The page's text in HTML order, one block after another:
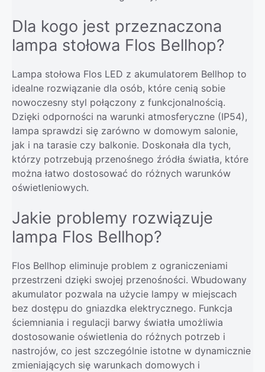
Dla kogo jest przeznaczona
lampa stołowa Flos Bellhop?
Lampa stołowa Flos LED z akumulatorem Bellhop to
idealne rozwiązanie dla osób, które cenią sobie
nowoczesny styl połączony z funkcjonalnością.
Dzięki odporności na warunki atmosferyczne (IP54),
lampa sprawdzi się zarówno w domowym salonie,
jak i na tarasie czy balkonie. Doskonała dla tych,
którzy potrzebują przenośnego źródła światła, które
można łatwo dostosować do różnych warunków
oświetleniowych.
Jakie problemy rozwiązuje
lampa Flos Bellhop?
Flos Bellhop eliminuje problem z ograniczeniami
przestrzeni dzięki swojej przenośności. Wbudowany
akumulator pozwala na użycie lampy w miejscach
bez dostępu do gniazdka elektrycznego. Funkcja
ściemniania i regulacji barwy światła umożliwia
dostosowanie oświetlenia do różnych potrzeb i
nastrojów, co jest szczególnie istotne w dynamicznie
zmieniających się warunkach domowych i